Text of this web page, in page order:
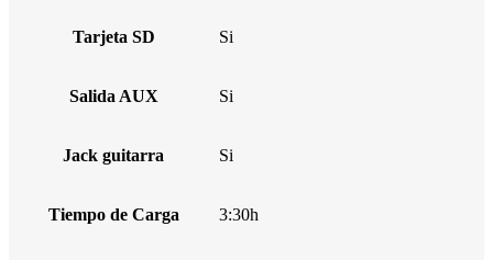
Tarjeta SD Si
Salida AUX Si
Jack guitarra Si
Tiempo de Carga 3:30h